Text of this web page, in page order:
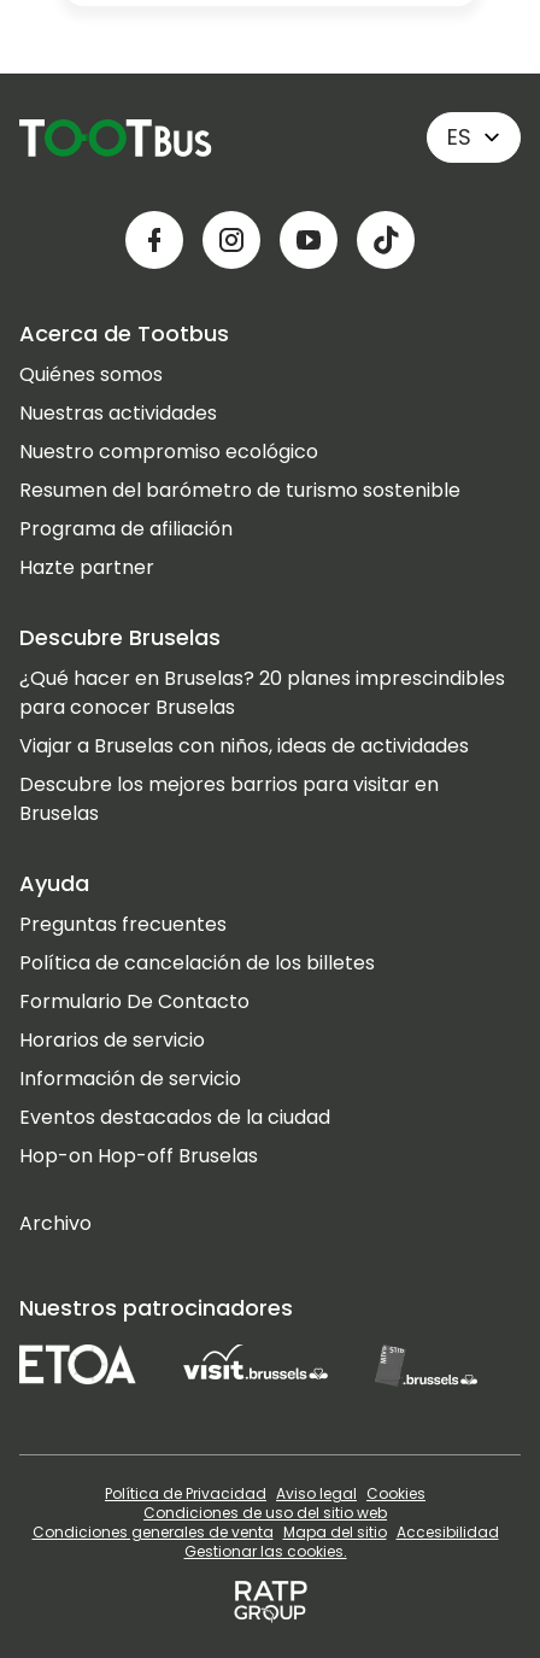
ES
Acerca de Tootbus
Quiénes somos
Nuestras actividades
Nuestro compromiso ecológico
Resumen del barómetro de turismo sostenible
Programa de afiliación
Hazte partner
Descubre Bruselas
¿Qué hacer en Bruselas? 20 planes imprescindibles
para conocer Bruselas
Viajar a Bruselas con niños, ideas de actividades
Descubre los mejores barrios para visitar en
Bruselas
Ayuda
Preguntas frecuentes
Política de cancelación de los billetes
Formulario De Contacto
Horarios de servicio
Información de servicio
Eventos destacados de la ciudad
Hop-on Hop-off Bruselas
Archivo
Nuestros patrocinadores
Política de Privacidad Aviso legal Cookies
Condiciones de uso del sitio web
Condiciones generales de venta Mapa del sitio Accesibilidad
Gestionar las cookies.